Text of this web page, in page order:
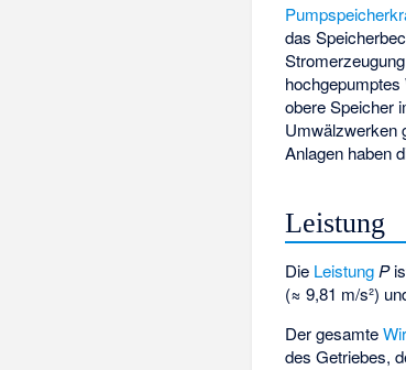
das
obere Speicher
Umwälzwerken
Anlagen haben
Leistung
Die Leistung P
(≈ 9,81 m/s²)
Der gesamte
des Getriebes,